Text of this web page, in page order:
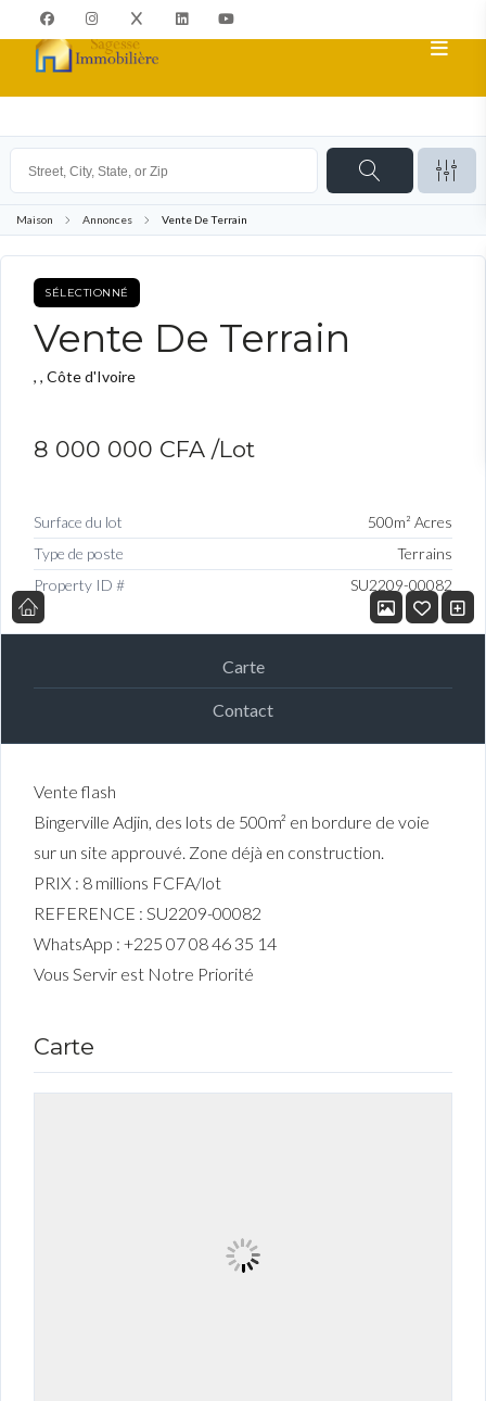
Maison Annonces Vente De Terrain
SÉLECTIONNÉ
Vente De Terrain
, , Côte d'Ivoire
8 000 000 CFA /Lot
Surface du lot
500m² Acres
Type de poste
Terrains
Property ID #
SU2209-00082
Carte
Contact
Vente flash
Bingerville Adjin, des lots de 500m² en bordure de voie
sur un site approuvé. Zone déjà en construction.
PRIX : 8 millions FCFA/lot
REFERENCE : SU2209-00082
WhatsApp : +225 07 08 46 35 14
Vous Servir est Notre Priorité
Carte